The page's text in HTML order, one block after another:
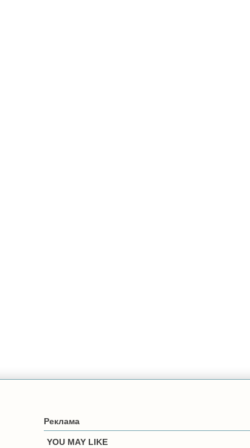
Реклама